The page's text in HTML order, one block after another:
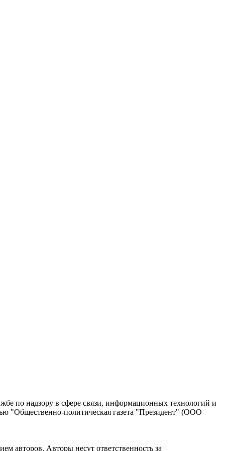
по надзору в сфере связи, информационных технологий и
"Общественно-политическая газета "Президент" (ООО
авторов. Авторы несут ответственность за